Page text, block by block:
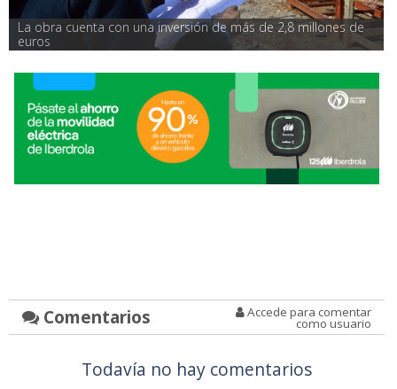
La obra cuenta con una inversión de más de 2,8 millones de
euros
Comentarios Accede para comentar
como usuario
Todavía no hay comentarios